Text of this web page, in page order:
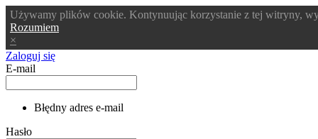
Używamy plików cookie. Kontynuując korzystanie z tej witryny,
Rozumiem
×
Zaloguj się
E-mail
Błędny adres e-mail
Hasło